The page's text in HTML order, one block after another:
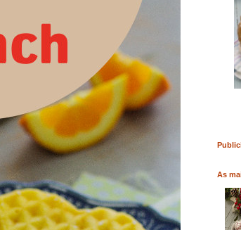
COMPRAR LIVRO COMPRAR LIVRO
As